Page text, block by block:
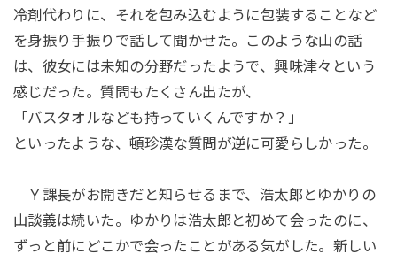
冷剤代わりに、それを包み込むように包装することなど
を身振り手振りで話して聞かせた。このような山の話
は、彼女には未知の分野だったようで、興味津々という
感じだった。質問もたくさん出たが、
「バスタオルなども持っていくんですか？」
といったような、頓珍漢な質問が逆に可愛らしかった。
Ｙ課長がお開きだと知らせるまで、浩太郎とゆかりの
山談義は続いた。ゆかりは浩太郎と初めて会ったのに、
ずっと前にどこかで会ったことがある気がした。新しい